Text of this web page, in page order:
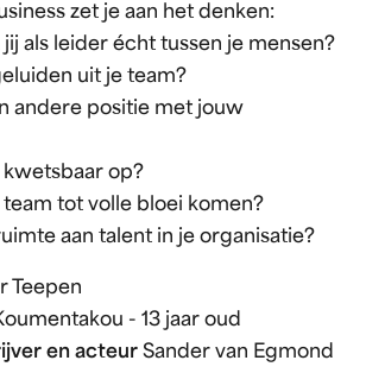
zet je aan het denken:
als leider écht tussen je mensen?
uit je team?
andere positie met jouw
op?
tot volle bloei komen?
aan talent in je organisatie?
Teepen
- 13 jaar oud
en acteur Sander van Egmond